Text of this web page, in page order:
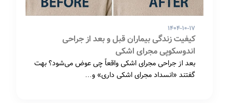
۱۴۰۴-۱۰-۱۷
کیفیت زندگی بیماران قبل و بعد از جراحی
اندوسکوپی مجرای اشکی
بعد از جراحی مجرای اشکی واقعاً چی عوض می‌شود؟ بهت
گفتند «انسداد مجرای اشکی داری» و…